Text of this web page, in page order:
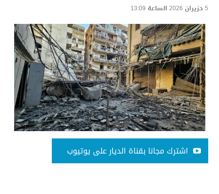
5 حزيران 2026 الساعة 13:09
اشترك مجانا بقناة الديار على يوتيوب